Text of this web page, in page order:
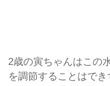
2歳の寅ちゃんはこの
を調節することはでき